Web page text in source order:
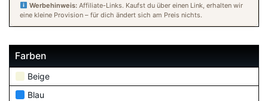
Werbehinweis:Affiliate-Links. Kaufst du über einen Link, erhalten wir
eine kleine Provision – für dich ändert sich am Preis nichts.
Farben
Beige
Blau